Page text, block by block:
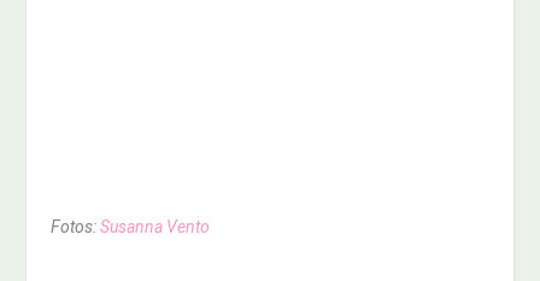
Fotos:Susanna Vento